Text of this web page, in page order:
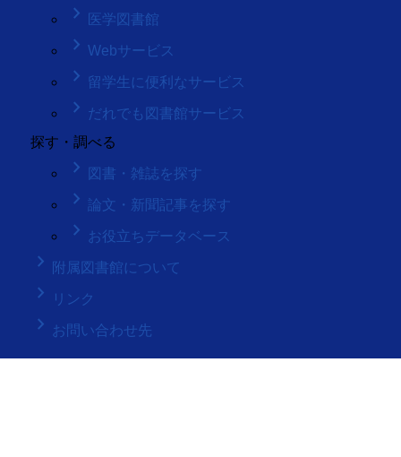
keyboard_arrow_right 医学図書館
keyboard_arrow_right Webサービス
keyboard_arrow_right 留学生に便利なサービス
keyboard_arrow_right だれでも図書館サービス
探す・調べる
keyboard_arrow_right 図書・雑誌を探す
keyboard_arrow_right 論文・新聞記事を探す
keyboard_arrow_right お役立ちデータベース
keyboard_arrow_right 附属図書館について
keyboard_arrow_right リンク
keyboard_arrow_right お問い合わせ先